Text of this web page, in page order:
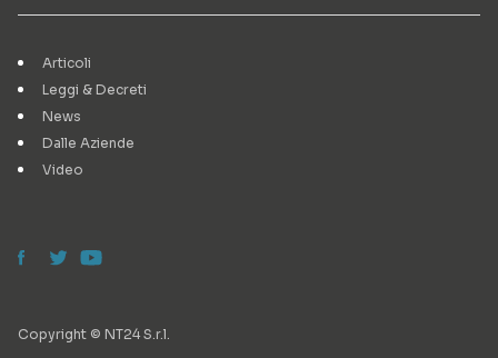
Articoli
Leggi & Decreti
News
Dalle Aziende
Video
Copyright © NT24 S.r.l.